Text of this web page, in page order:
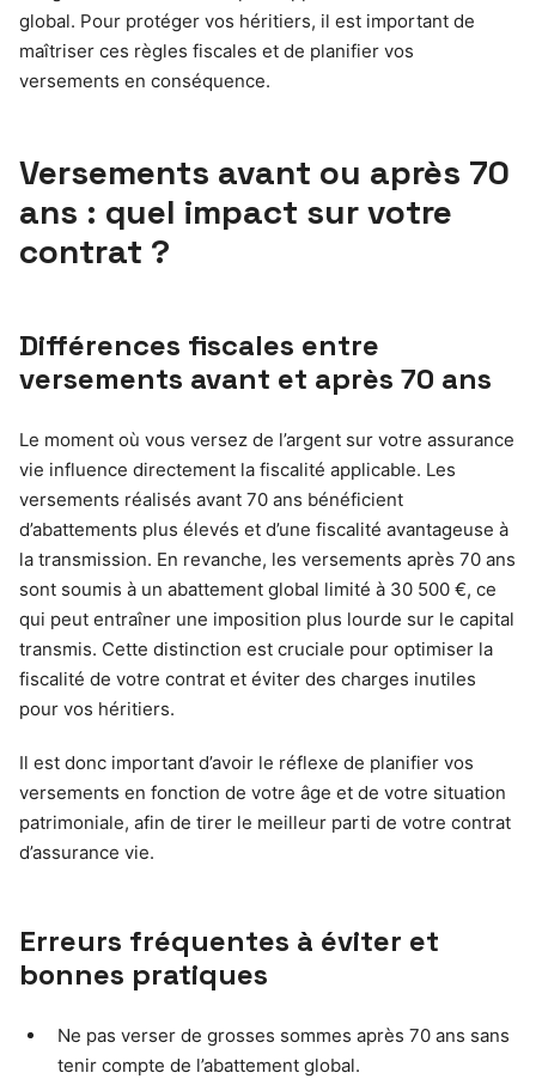
global. Pour protéger vos héritiers, il est important de
maîtriser ces règles fiscales et de planifier vos
versements en conséquence.
Versements avant ou après 70
ans : quel impact sur votre
contrat ?
Différences fiscales entre
versements avant et après 70 ans
Le moment où vous versez de l’argent sur votre assurance
vie influence directement la fiscalité applicable. Les
versements réalisés avant 70 ans bénéficient
d’abattements plus élevés et d’une fiscalité avantageuse à
la transmission. En revanche, les versements après 70 ans
sont soumis à un abattement global limité à 30 500 €, ce
qui peut entraîner une imposition plus lourde sur le capital
transmis. Cette distinction est cruciale pour optimiser la
fiscalité de votre contrat et éviter des charges inutiles
pour vos héritiers.
Il est donc important d’avoir le réflexe de planifier vos
versements en fonction de votre âge et de votre situation
patrimoniale, afin de tirer le meilleur parti de votre contrat
d’assurance vie.
Erreurs fréquentes à éviter et
bonnes pratiques
Ne pas verser de grosses sommes après 70 ans sans
tenir compte de l’abattement global.